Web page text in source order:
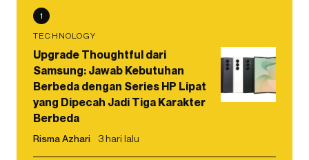
1
TECHNOLOGY
Upgrade Thoughtful dari
Samsung: Jawab Kebutuhan
Berbeda dengan Series HP Lipat
yang Dipecah Jadi Tiga Karakter
Berbeda
Risma Azhari 3 hari lalu